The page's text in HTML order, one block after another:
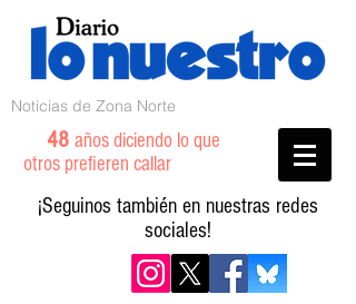
Noticias de Zona Norte
48 años diciendo lo que
otros prefieren callar
¡Seguinos también en nuestras redes
sociales!